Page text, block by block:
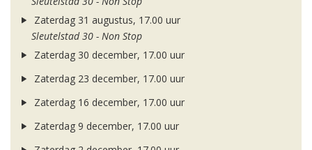
Zaterdag 31 augustus, 17.00 uur
Sleutelstad 30 - Non Stop
Zaterdag 30 december, 17.00 uur
Zaterdag 23 december, 17.00 uur
Zaterdag 16 december, 17.00 uur
Zaterdag 9 december, 17.00 uur